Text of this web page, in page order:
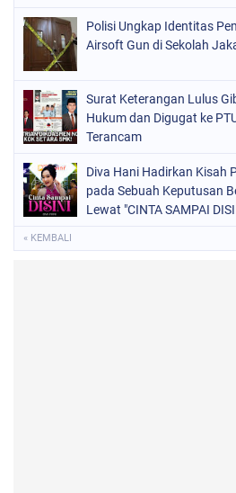
Polisi Ungkap Identitas
Airsoft Gun di Sekolah
Surat Keterangan Lulus
Hukum dan Digugat ke
Terancam
Diva Hani Hadirkan Kisah
pada Sebuah Keputusan
Lewat "CINTA SAMPAI
« KEMBALI